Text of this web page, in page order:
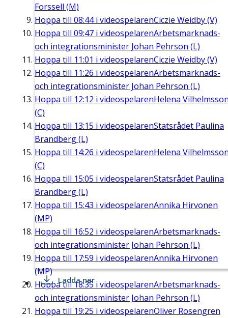
Forssell (M)
Hoppa till 08:44i videospelarenCiczie Weidby (V)
Hoppa till 09:47 i videospelarenArbetsmarknads-
och integrationsminister Johan Pehrson (L)
Hoppa till 11:01 i videospelarenCiczie Weidby (V)
Hoppa till 11:26 i videospelarenArbetsmarknads-
och integrationsminister Johan Pehrson (L)
Hoppa till 12:12 i videospelarenHelena
(C)
Hoppa till 13:15 i videospelarenStatsrådet Paulina
Brandberg (L)
Hoppa till 14:26 i videospelarenHelena
(C)
Hoppa till 15:05 i videospelarenStatsrådet Paulina
Brandberg (L)
Hoppa till 15:43 i videospelarenAnnika Hirvonen
(MP)
Hoppa till 16:52 i videospelarenArbetsmarknads-
och integrationsminister Johan Pehrson (L)
Hoppa till 17:59 i videospelarenAnnika Hirvonen
(MP)
Hoppa till18:35 i videospelarenArbetsmarknads-
och integrationsminister Johan Pehrson (L)
Hoppa till 19:25 i videospelarenOliver Rosengren
Ladda ner